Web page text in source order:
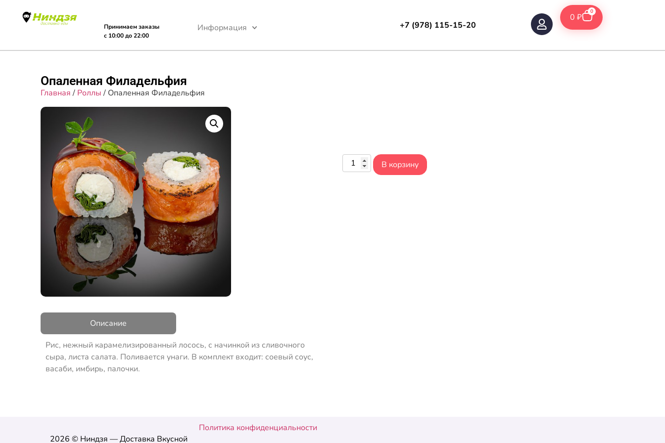
Принимаем заказы
с 10:00 до 22:00
Информация +7 (978) 115-15-20
0 ₽
0
Опаленная Филадельфия
Главная/ Роллы/ Опаленная Филадельфия
Описание
Рис, нежный карамелизированный лосось, с начинкой из сливочного
сыра, листа салата. Поливается унаги. В комплект входит: соевый соус,
васаби, имбирь, палочки.
В корзину
2026 © Ниндзя — Доставка Вкусной
Политика конфиденциальности